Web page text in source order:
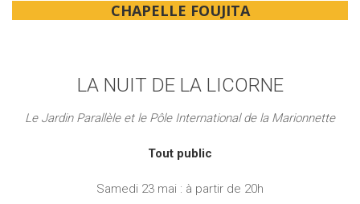
CHAPELLE FOUJITA
LA NUIT DE LA LICORNE
Le Jardin Parallèle et le Pôle International de la Marionnette
Tout public
Samedi 23 mai : à partir de 20h